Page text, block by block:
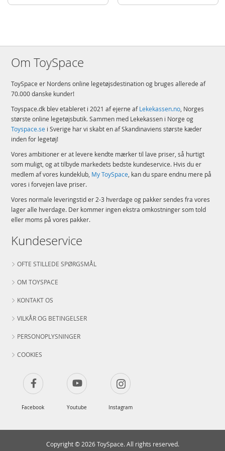
Om ToySpace
ToySpace er Nordens online legetøjsdestination og bruges allerede af
70.000 danske kunder!
Toyspace.dk blev etableret i 2021 af ejerne afLekekassen.no, Norges
største online legetøjsbutik. Sammen med Lekekassen i Norge og
Toyspace.se i Sverige har vi skabt en af Skandinaviens største kæder
inden for legetøj!
Vores ambitioner er at levere kendte mærker til lave priser, så hurtigt
som muligt, og at tilbyde markedets bedste kundeservice. Hvis du er
medlem af vores kundeklub, My ToySpace, kan du spare endnu mere på
vores i forvejen lave priser.
Vores normale leveringstid er 2-3 hverdage og pakker sendes fra vores
lager alle hverdage. Der kommer ingen ekstra omkostninger som told
eller moms på vores pakker.
Kundeservice
OFTE STILLEDE SPØRGSMÅL
OM TOYSPACE
KONTAKT OS
VILKÅR OG BETINGELSER
PERSONOPLYSNINGER
COOKIES
Facebook Youtube Instagram
Copyright © 2026 ToySpace. All rights reserved.